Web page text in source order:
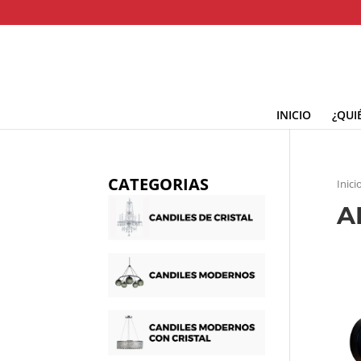
INICIO
CATEGORIAS